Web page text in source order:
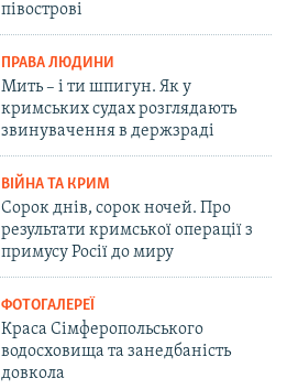
півострові
ПРАВА ЛЮДИНИ
Мить – і ти шпигун. Як у
кримських судах розглядають
звинувачення в держзраді
ВІЙНА ТА КРИМ
Сорок днів, сорок ночей. Про
результати кримської операції з
примусу Росії до миру
ФОТОГАЛЕРЕЇ
Краса Сімферопольського
водосховища та занедбаність
довкола